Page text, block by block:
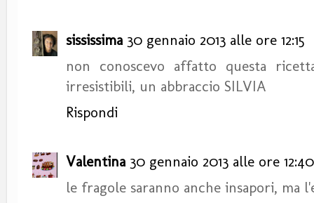
sississima 30 gennaio 2013 alle ore 12:15
non conoscevo affatto questa
irresistibili, un abbraccio SILVIA
Rispondi
Valentina 30 gennaio 2013 alle ore 12:40
le fragole saranno anche insapori, ma